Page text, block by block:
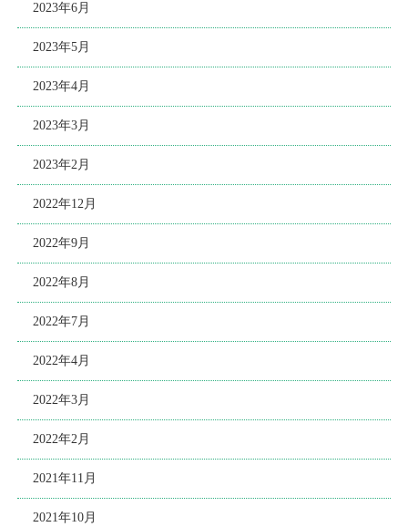
2023年6月
2023年5月
2023年4月
2023年3月
2023年2月
2022年12月
2022年9月
2022年8月
2022年7月
2022年4月
2022年3月
2022年2月
2021年11月
2021年10月